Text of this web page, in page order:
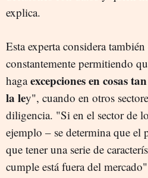
explica.
Esta experta considera
constantemente permitiendo
hagaexcepciones en cosas
la ley", cuando en otros
diligencia. "Si en el sector de
ejemplo – se determina que el
que tener una serie de
cumple está fuera del